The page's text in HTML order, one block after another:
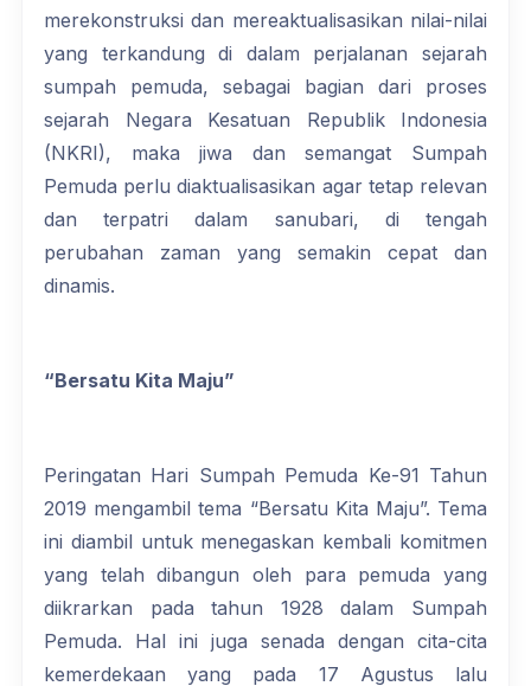
merekonstruksi dan mereaktualisasikan nilai-nilai
yang terkandung di dalam perjalanan sejarah
sumpah pemuda, sebagai bagian dari proses
sejarah Negara Kesatuan Republik Indonesia
(NKRI), maka jiwa dan semangat Sumpah
Pemuda perlu diaktualisasikan agar tetap relevan
dan terpatri dalam sanubari, di tengah
perubahan zaman yang semakin cepat dan
dinamis.
“Bersatu Kita Maju”
Peringatan Hari Sumpah Pemuda Ke-91 Tahun
2019 mengambil tema “Bersatu Kita Maju”. Tema
ini diambil untuk menegaskan kembali komitmen
yang telah dibangun oleh para pemuda yang
diikrarkan pada tahun 1928 dalam Sumpah
Pemuda. Hal ini juga senada dengan cita-cita
kemerdekaan yang pada 17 Agustus lalu